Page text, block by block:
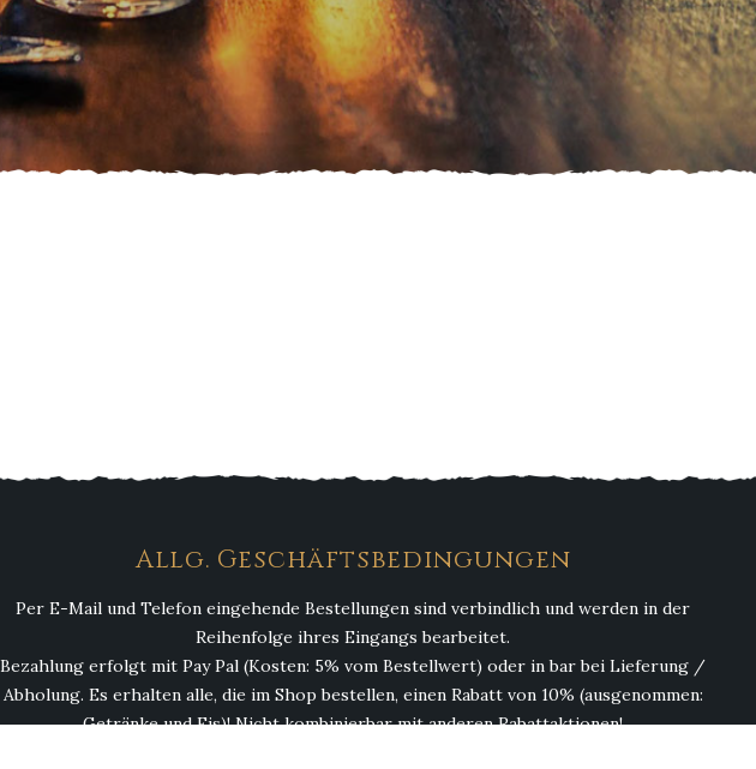
Allg. Geschäftsbedingungen
Per E-Mail und Telefon eingehende Bestellungen sind verbindlich und werden in der
Reihenfolge ihres Eingangs bearbeitet.
Bezahlung erfolgt mit Pay Pal (Kosten: 5% vom Bestellwert) oder in bar bei Lieferung /
Abholung. Es erhalten alle, die im Shop bestellen, einen Rabatt von 10% (ausgenommen:
Getränke und Eis)! Nicht kombinierbar mit anderen Rabattaktionen!